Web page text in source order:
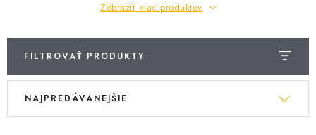
OBCHOD
ZÁSUVKY A VYPÍNAČE
DOMÁCNOSŤ
ELEKTROMEROVÉ ROZVÁDZAČE
Zobraziť viac produktov
FILTROVAŤ PRODUKTY
V
R
NAJPREDÁVANEJŠIE